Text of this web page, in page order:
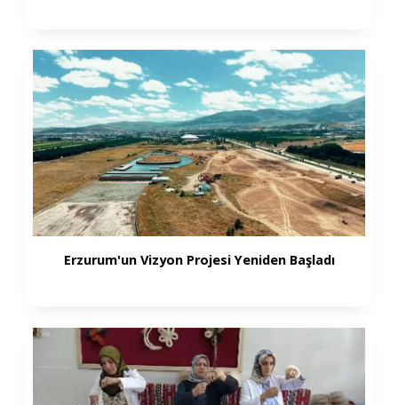
Erzurum'un Vizyon Projesi Yeniden Başladı